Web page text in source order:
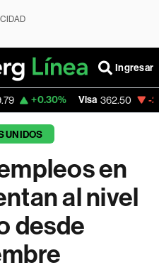
Ingresar
Visa 362.50 -2.15%
UNIDOS
en
al nivel
desde